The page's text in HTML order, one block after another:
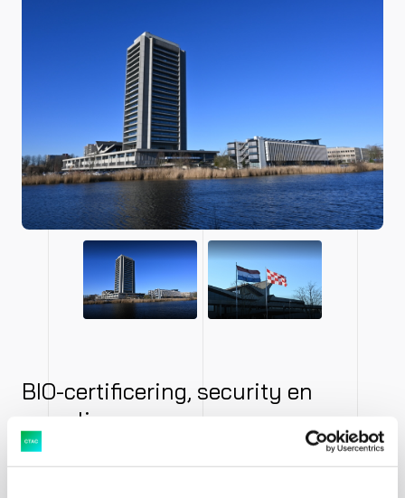
BIO-certificering, security en
compliance
Bij de overstap naar de cloud is zorgvuldig gekeken